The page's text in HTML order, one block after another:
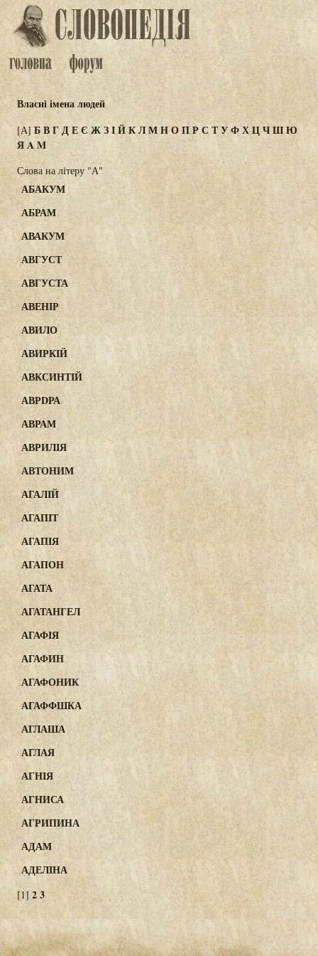
Власні імена людей
[А] БВГДЕЄ ЖЗІЙКЛМНОПРСТУФХЦЧШЮ
ЯAM
Слова на літеру "А"
АБАКУМ
АБРАМ
АВАКУМ
АВГУСТ
АВГУСТА
АВЕНІР
АВИЛО
АВИРКІЙ
АВКСИНТІЙ
АВРDРА
АВРАМ
АВРИЛІЯ
АВТОНИМ
АГАЛІЙ
АГАПІТ
АГАПІЯ
АГАПОН
АГАТА
АГАТАНГЕЛ
АГАФІЯ
АГАФИН
АГАФОНИК
АГАФФШКА
АГЛАША
АГЛАЯ
АГНІЯ
АГНИСА
АГРИПИНА
АДАМ
АДЕЛІНА
[1] 23